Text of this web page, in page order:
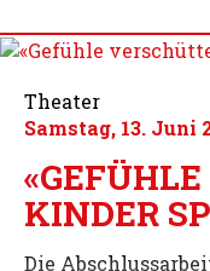
Theater
Samstag, 13. Juni
KINDER
Die